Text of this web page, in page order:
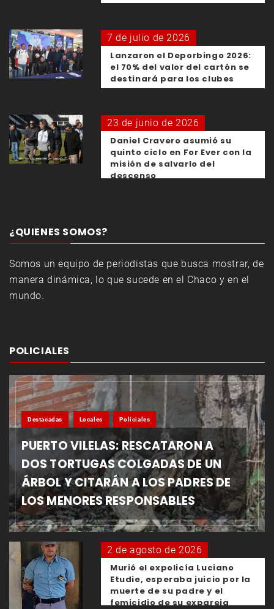
7 de julio de 2026
Lanzaron el Deporbingo 2026:
el 70% del valor del cartón se
destinará para los clubes
23 de junio de 2026
Daniel Cravero asumió su
quinto ciclo en For Ever con la
misión de salvarlo del
descenso
¿QUIENES SOMOS?
Somos un equipo de periodistas que busca mostrar, de
manera dinámica, lo que sucede en el Chaco y en el
mundo.
POLICIALES
Destacadas Locales Policiales
PUERTO VILELAS: RESCATARON A
DOS TORTUGAS COLGADAS DE UN
ÁRBOL Y CITARÁN A LOS PADRES DE
LOS MENORES RESPONSABLES
2 de agosto de 2026
Murió el expolicía Luciano
Etudie, esperaba juicio por la
muerte de su padre y el
femicidio de su expareja